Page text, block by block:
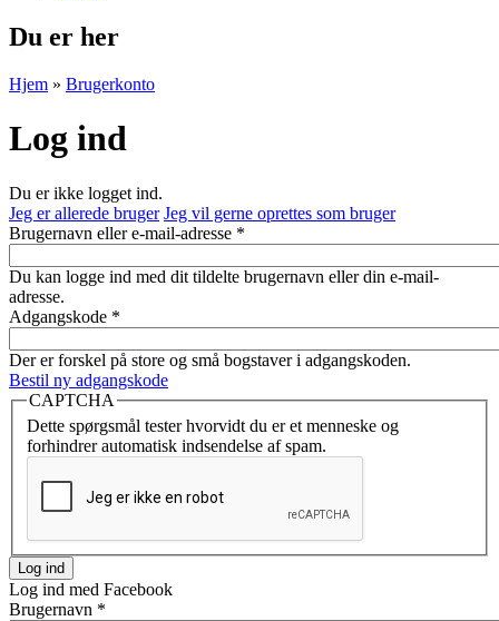
Du er her
Hjem » Brugerkonto
Log ind
Du er ikke logget ind.
Jeg er allerede bruger Jeg vil gerne oprettes som bruger
Brugernavn eller e-mail-adresse *
Du kan logge ind med dit tildelte brugernavn eller din e-mail-
adresse.
Adgangskode *
Der er forskel på store og små bogstaver i adgangskoden.
Bestil ny adgangskode
CAPTCHA
Dette spørgsmål tester hvorvidt du er et menneske og
forhindrer automatisk indsendelse af spam.
Log ind med Facebook
Brugernavn *